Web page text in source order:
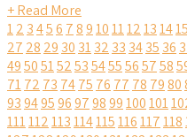
+ Read More
12 3456 789101112131415
27 28 29 30 3132 33 3435 36
49505152535455565758
7172 73 7475 76 77 78 7980
93949596979899100101
111112113114115116117118